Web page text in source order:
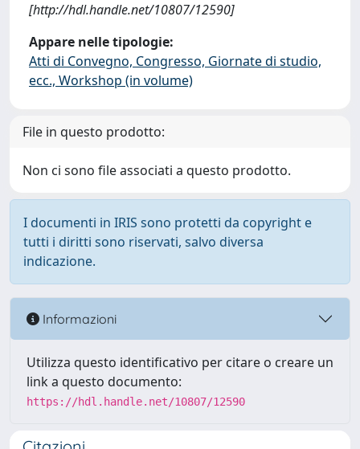
[http://hdl.handle.net/10807/12590]
Appare nelle tipologie:
Atti di Convegno, Congresso, Giornate di studio,
ecc., Workshop (in volume)
File in questo prodotto:
Non ci sono file associati a questo prodotto.
I documenti in IRIS sono protetti da copyright e
tutti i diritti sono riservati, salvo diversa
indicazione.
Informazioni
Utilizza questo identificativo per citare o creare un
link a questo documento:
https://hdl.handle.net/10807/12590